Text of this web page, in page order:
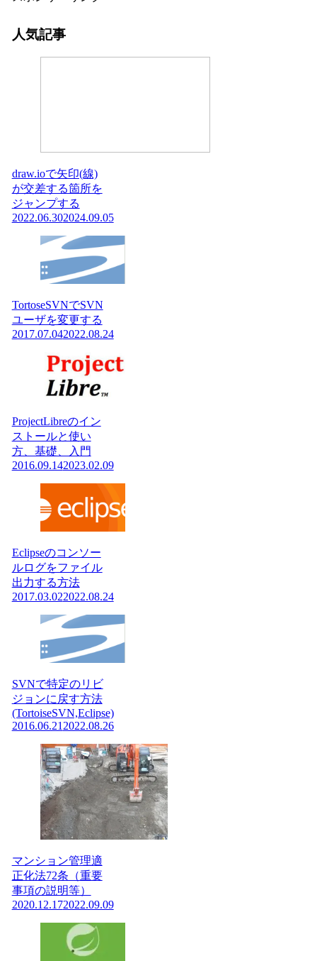
人気記事
draw.ioで矢印(線)
が交差する箇所を
ジャンプする
2022.06.302024.09.05
TortoseSVNでSVN
ユーザを変更する
2017.07.042022.08.24
ProjectLibreのイン
ストールと使い
方、基礎、入門
2016.09.142023.02.09
Eclipseのコンソー
ルログをファイル
出力する方法
2017.03.022022.08.24
SVNで特定のリビ
ジョンに戻す方法
(TortoiseSVN,Eclipse)
2016.06.21 2022.08.26
マンション管理適
正化法72条（重要
事項の説明等）
2020.12.172022.09.09